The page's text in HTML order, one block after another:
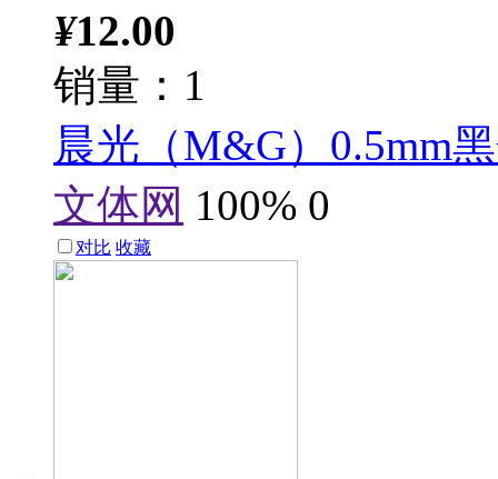
¥12.00
销量：1
晨光（M&G）0.5mm
文体网 100% 0
对比 收藏